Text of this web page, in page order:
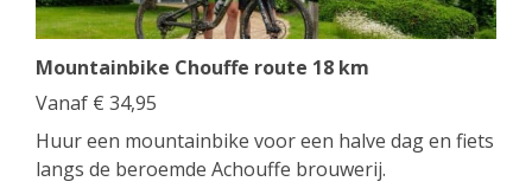
Mountainbike Chouffe route 18 km
Vanaf € 34,95
Huur een mountainbike voor een halve dag en fiets
langs de beroemde Achouffe brouwerij.